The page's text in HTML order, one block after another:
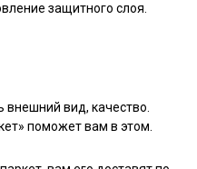
защитного слоя.
внешний вид, качество.
поможет вам в этом.